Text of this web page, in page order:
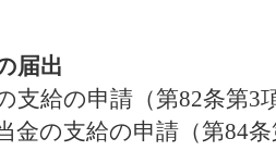
届出
支給の申請（第82条第3
金の支給の申請（第84